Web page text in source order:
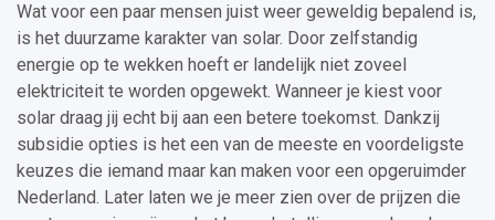
Wat voor een paar mensen juist weer geweldig bepalend is,
is het duurzame karakter van solar. Door zelfstandig
energie op te wekken hoeft er landelijk niet zoveel
elektriciteit te worden opgewekt. Wanneer je kiest voor
solar draag jij echt bij aan een betere toekomst. Dankzij
subsidie opties is het een van de meeste en voordeligste
keuzes die iemand maar kan maken voor een opgeruimder
Nederland. Later laten we je meer zien over de prijzen die